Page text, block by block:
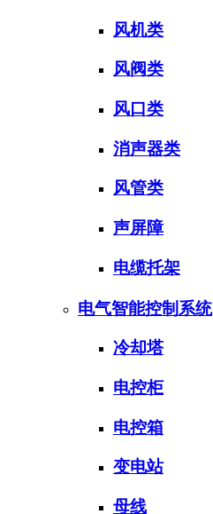
风机类
风阀类
风口类
消声器类
风管类
声屏障
电缆托架
电气智能控制系统
冷却塔
电控柜
电控箱
变电站
母线